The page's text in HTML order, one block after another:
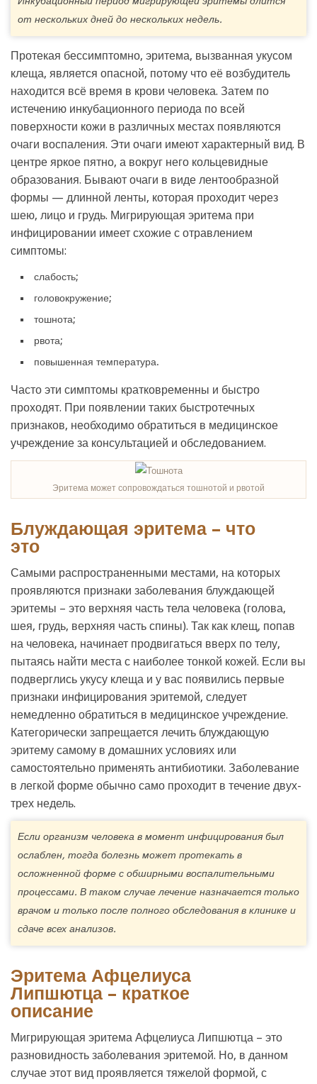
от нескольких дней до нескольких недель.
Протекая бессимптомно, эритема, вызванная укусом
клеща, является опасной, потому что её возбудитель
находится всё время в крови человека. Затем по
истечению инкубационного периода по всей
поверхности кожи в различных местах появляются
очаги воспаления. Эти очаги имеют характерный вид. В
центре яркое пятно, а вокруг него кольцевидные
образования. Бывают очаги в виде лентообразной
формы — длинной ленты, которая проходит через
шею, лицо и грудь. Мигрирующая эритема при
инфицировании имеет схожие с отравлением
симптомы:
слабость;
головокружение;
тошнота;
рвота;
повышенная температура.
Часто эти симптомы кратковременны и быстро
проходят. При появлении таких быстротечных
признаков, необходимо обратиться в медицинское
учреждение за консультацией и обследованием.
Эритема может сопровождаться тошнотой и рвотой
Блуждающая эритема – что
это
Самыми распространенными местами, на которых
проявляются признаки заболевания блуждающей
эритемы – это верхняя часть тела человека (голова,
шея, грудь, верхняя часть спины). Так как клещ, попав
на человека, начинает продвигаться вверх по телу,
пытаясь найти места с наиболее тонкой кожей. Если вы
подверглись укусу клеща и у вас появились первые
признаки инфицирования эритемой, следует
немедленно обратиться в медицинское учреждение.
Категорически запрещается лечить блуждающую
эритему самому в домашних условиях или
самостоятельно применять антибиотики. Заболевание
в легкой форме обычно само проходит в течение двух-
трех недель.
Если организм человека в момент инфицирования был
ослаблен, тогда болезнь может протекать в
осложненной форме с обширными воспалительными
процессами. В таком случае лечение назначается только
врачом и только после полного обследования в клинике и
сдаче всех анализов.
Эритема Афцелиуса
Липшютца – краткое
описание
Мигрирующая эритема Афцелиуса Липшютца – это
разновидность заболевания эритемой. Но, в данном
случае этот вид проявляется тяжелой формой, с